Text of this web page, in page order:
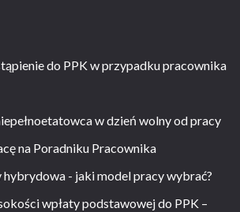
do PPK w przypadku pracownika
w dzień wolny od pracy
na Poradniku Pracownika
hybrydowa - jaki model pracy wybrać?
wpłaty podstawowej do PPK –